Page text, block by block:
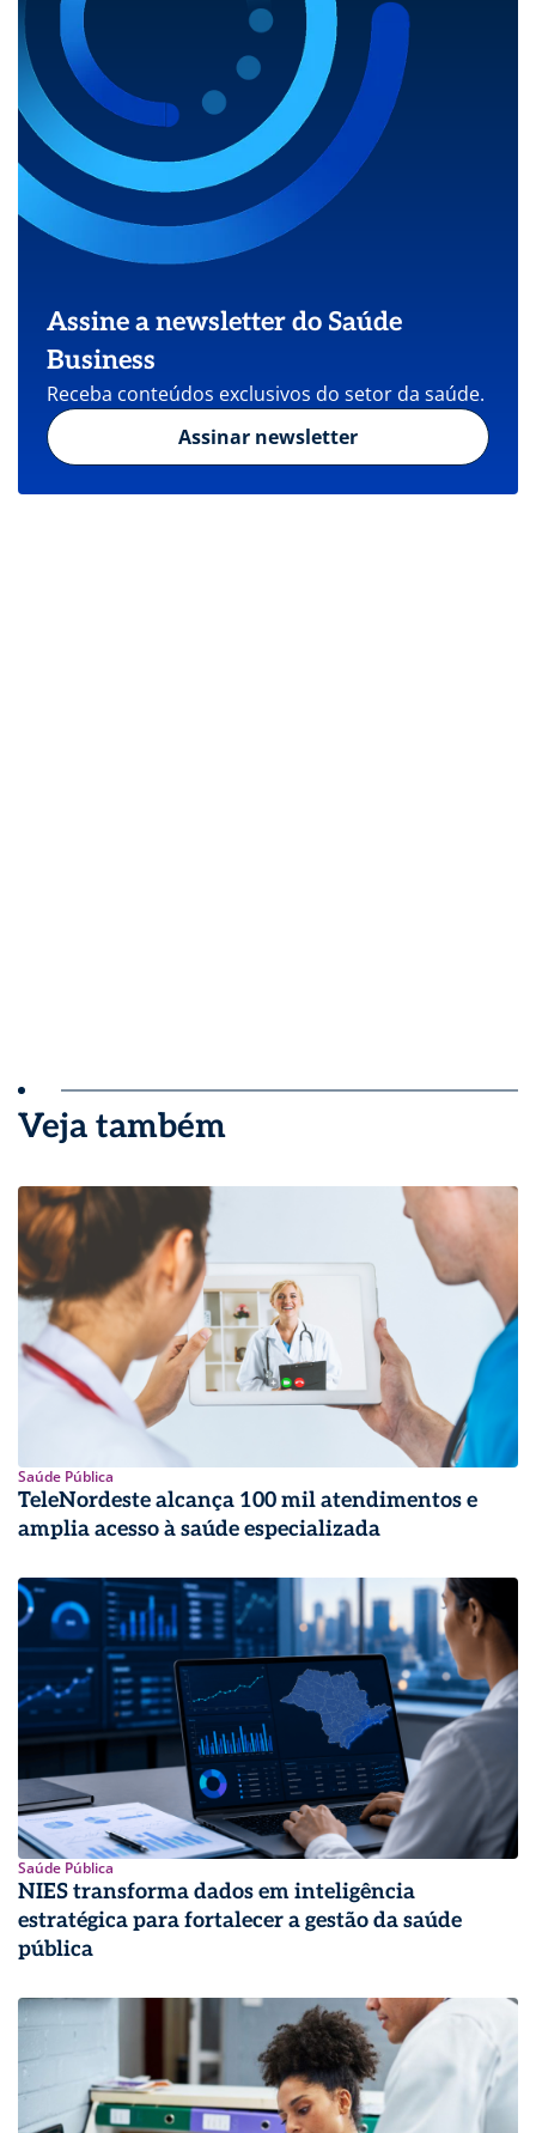
Assine a newsletter do Saúde
Business
Receba conteúdos exclusivos do setor da saúde.
Assinar newsletter
Veja também
Saúde Pública
TeleNordeste alcança 100 mil atendimentos e
amplia acesso à saúde especializada
Saúde Pública
NIES transforma dados em inteligência
estratégica para fortalecer a gestão da saúde
pública